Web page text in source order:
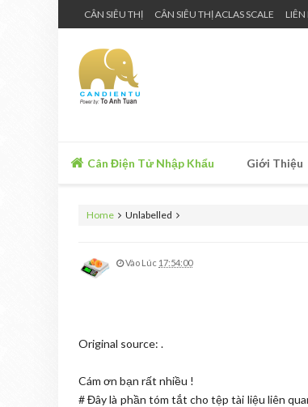
CÂN SIÊU THỊ CÂN SIÊU THỊ ACLAS SCALE
Cân Điện Tử Nhập Khẩu Giới Thiệu
Home Unlabelled
Vào Lúc 17:54:00
Original source: .
Cám ơn bạn rất nhiều !
# Đây là phần tóm tắt cho tệp tài liệu liên